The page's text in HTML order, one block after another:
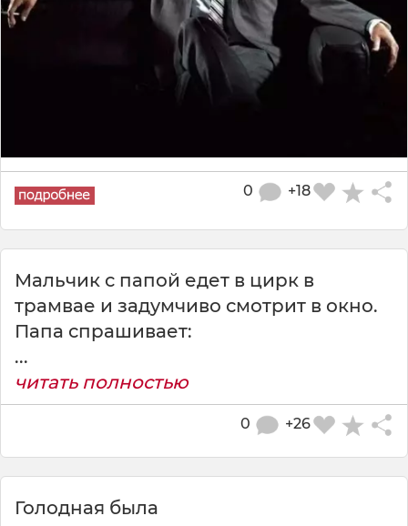
+18
0
Мальчик с папой едет в циpк в
тpамвае и задyмчиво смотpит в окно.
Папа спpашивает:
...
читать полностью
+26
0
Голодная была